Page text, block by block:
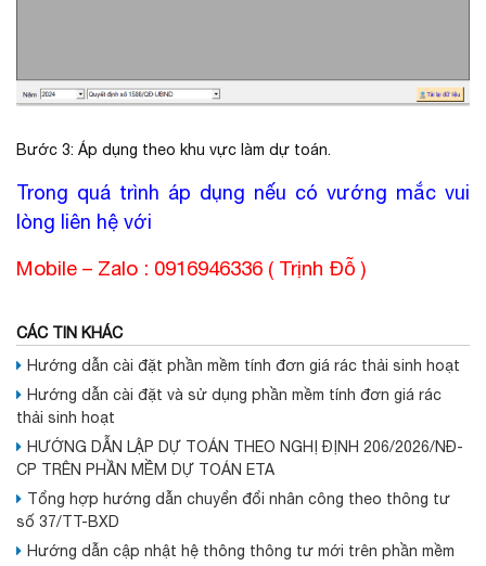
Bước 3: Áp dụng theo khu vực làm dự toán.
Trong quá trình áp dụng nếu có vướng mắc vui
lòng liên hệ với
Mobile – Zalo : 0916946336 ( Trịnh Đỗ )
CÁC TIN KHÁC
Hướng dẫn cài đặt phần mềm tính đơn giá rác thải sinh hoạt
Hướng dẫn cài đặt và sử dụng phần mềm tính đơn giá rác
thải sinh hoạt
HƯỚNG DẪN LẬP DỰ TOÁN THEO NGHỊ ĐỊNH 206/2026/NĐ-
CP TRÊN PHẦN MỀM DỰ TOÁN ETA
Tổng hợp hướng dẫn chuyển đổi nhân công theo thông tư
số 37/TT-BXD
Hướng dẫn cập nhật hệ thông thông tư mới trên phần mềm